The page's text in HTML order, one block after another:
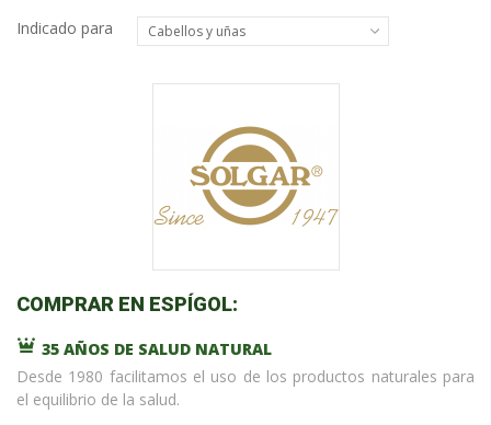
Indicado para Cabellos y uñas
COMPRAR EN ESPÍGOL:
35 AÑOS DE SALUD NATURAL
Desde 1980 facilitamos el uso de los productos naturales para
el equilibrio de la salud.